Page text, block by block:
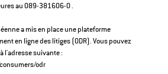
au 089-381606-0 .
a mis en place une plateforme
en ligne des litiges (ODR). Vous pouvez
l'adresse suivante :
odr